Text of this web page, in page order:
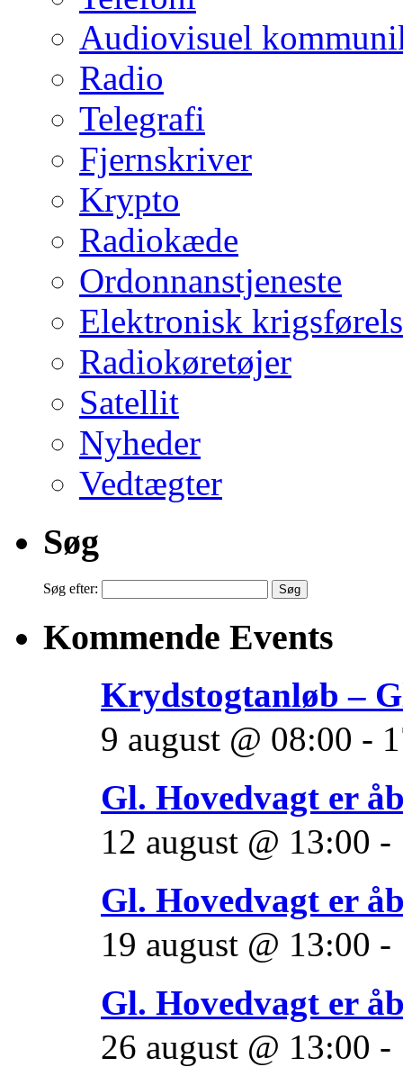
Audiovisuel
Radio
Telegrafi
Fjernskriver
Krypto
Radiokæde
Ordonnanstjeneste
Elektronisk
Radiokøretøjer
Satellit
Nyheder
Vedtægter
Søg
Søg efter:
Kommende Events
Krydstogtanløb –
9 august @ 08:00 -
Gl. Hovedvagt er
12 august @ 13:00 -
Gl. Hovedvagt er
19 august @ 13:00 -
Gl. Hovedvagt er
26 august @ 13:00 -